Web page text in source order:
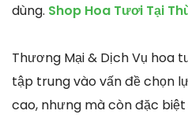
dùng. Shop Hoa Tươi Tại
Thương Mại & Dịch Vụ hoa
tập trung vào vấn đề chọn
cao, nhưng mà còn đặc